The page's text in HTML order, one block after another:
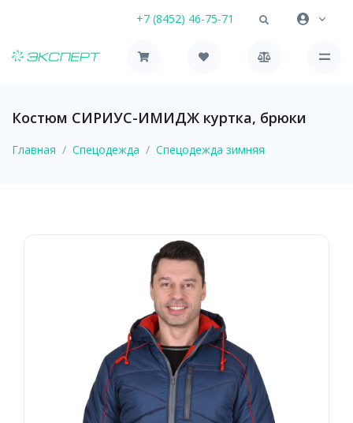
+7 (8452) 46-75-71
Костюм СИРИУС-ИМИДЖ куртка, брюки
Главная Спецодежда Спецодежда зимняя